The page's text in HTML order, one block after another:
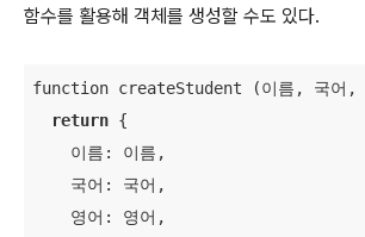
함수를 활용해 객체를 생성할 수도 있다.
function createStudent (이름, 국어,
return {
    이름: 이름,
    국어: 국어,
    영어: 영어,